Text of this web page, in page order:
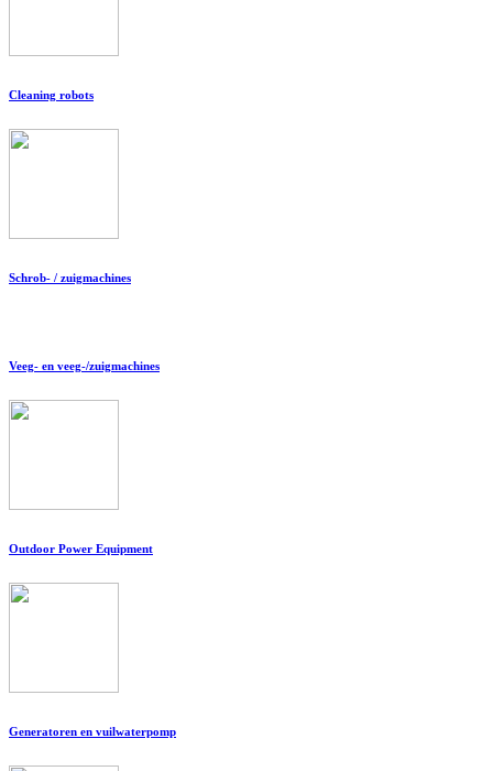
Cleaning robots
Schrob- / zuigmachines
Veeg- en veeg-/zuigmachines
Outdoor Power Equipment
Generatoren en vuilwaterpomp